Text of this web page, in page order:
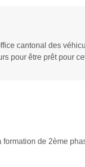
cantonal des
pour être prêt pour
de 2ème